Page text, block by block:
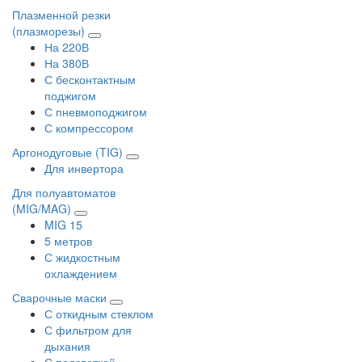
Плазменной резки
(плазморезы)
На 220В
На 380В
С бесконтактным
поджигом
С пневмоподжигом
С компрессором
Аргонодуговые (TIG)
Для инвертора
Для полуавтоматов
(MIG/MAG)
MIG 15
5 метров
С жидкостным
охлаждением
Сварочные маски
С откидным стеклом
С фильтром для
дыхания